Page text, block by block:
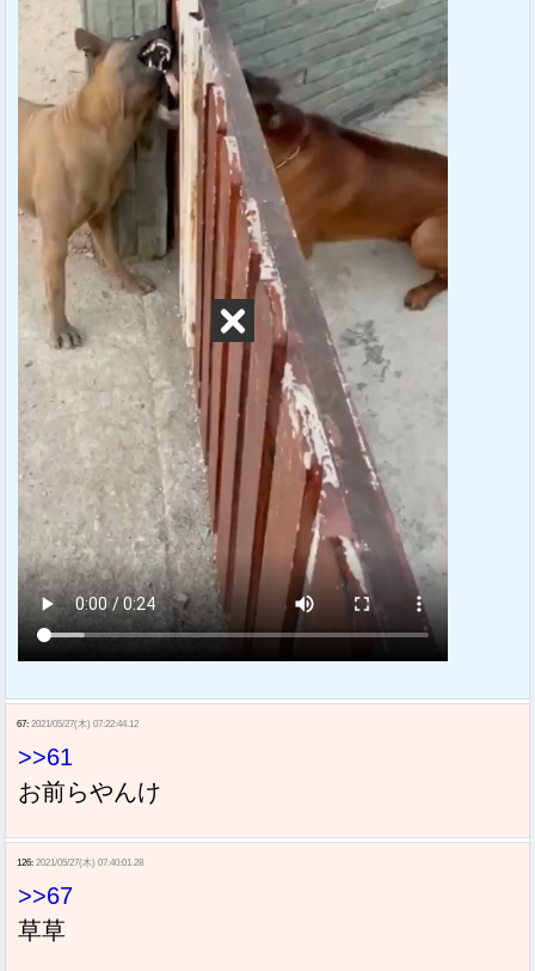
67: 2021/05/27(木) 07:22:44.12
>>61
お前らやんけ
126: 2021/05/27(木) 07:40:01.28
>>67
草草